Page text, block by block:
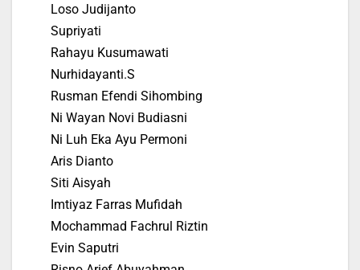
Loso Judijanto
Supriyati
Rahayu Kusumawati
Nurhidayanti.S
Rusman Efendi Sihombing
Ni Wayan Novi Budiasni
Ni Luh Eka Ayu Permoni
Aris Dianto
Siti Aisyah
Imtiyaz Farras Mufidah
Mochammad Fachrul Riztin
Evin Saputri